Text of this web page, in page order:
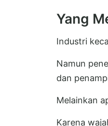
Yang
Industri
Namun
dan
Melainkan
Karena